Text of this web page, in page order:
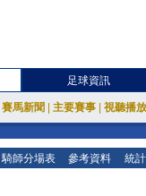
足球資訊
賽馬新聞 主要賽事 視聽播
騎師分場表 參考資料 統